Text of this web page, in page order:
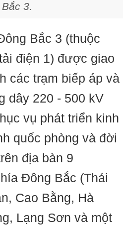
Bắc 3.
Bắc 3 (thuộc
điện 1) được giao
các trạm biếp áp và
dây 220 - 500 kV
vụ phát triển kinh
quốc phòng và đời
địa bàn 9
Đông Bắc (Thái
Cao Bằng, Hà
Lạng Sơn và một